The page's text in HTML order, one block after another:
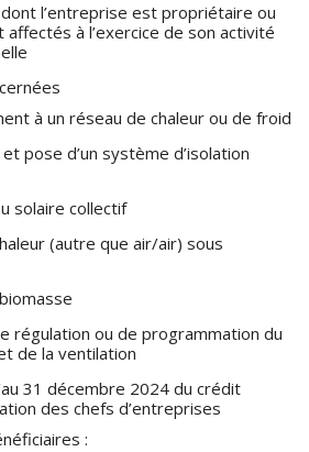
l’entreprise est propriétaire ou
affectés à l’exercice de son activité
à un réseau de chaleur ou de froid
pose d’un système d’isolation
solaire collectif
(autre que air/air) sous
régulation ou de programmation du
de la ventilation
31 décembre 2024 du crédit
des chefs d’entreprises
: